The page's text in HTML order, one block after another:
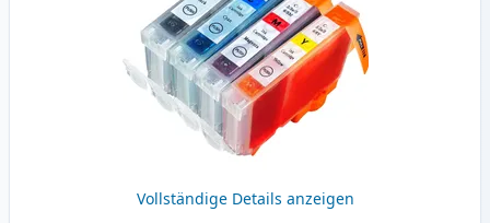
Vollständige Details anzeigen